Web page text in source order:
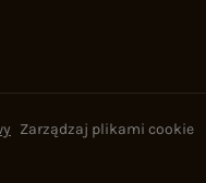
Zarządzaj plikami cookie